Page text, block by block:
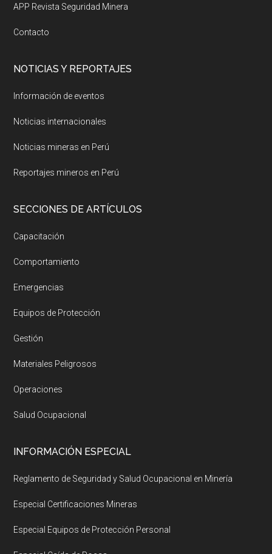
APP Revista Seguridad Minera
Contacto
NOTICIAS Y REPORTAJES
Información de eventos
Noticias internacionales
Noticias mineras en Perú
Reportajes mineros en Perú
SECCIONES DE ARTÍCULOS
Capacitación
Comportamiento
Emergencias
Equipos de Protección
Gestión
Materiales Peligrosos
Operaciones
Salud Ocupacional
INFORMACIÓN ESPECIAL
Reglamento de Seguridad y Salud Ocupacional en Minería
Especial Certificaciones Mineras
Especial Equipos de Protección Personal